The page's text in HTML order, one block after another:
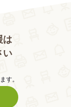
は
い
す。